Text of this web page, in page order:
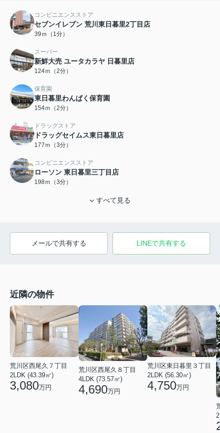
コンビニエンスストア
セブンイレブン 荒川東日暮里2丁目店
39ｍ（1分）
スーパー
新鮮大売 ユータカラヤ 日暮里店
124ｍ（2分）
保育園
東日暮里わんぱく保育園
154ｍ（2分）
ドラッグストア
ドラッグセイムス東日暮里店
177ｍ（3分）
コンビニエンスストア
ローソン 東日暮里三丁目店
198ｍ（3分）
すべて見る
メールで共有する LINEで共有する
近隣の物件
荒川区西尾久７丁目
2LDK (43.39㎡)
3,080万円
荒川区西尾久８丁目
4LDK (73.57㎡)
4,690万円
荒川区東日暮里３丁目
2LDK (56.30㎡)
4,750万円